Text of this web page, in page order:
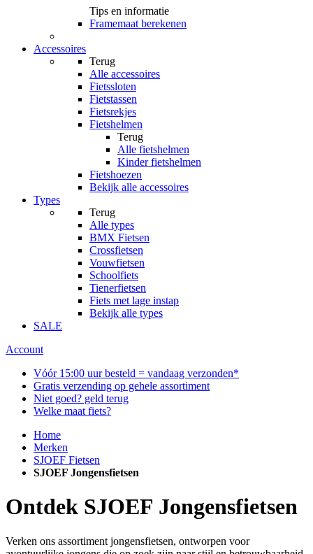
Tips en informatie
Framemaat berekenen
Accessoires
Terug
Alle accessoires
Fietssloten
Fietstassen
Fietsrekjes
Fietshelmen
Terug
Alle fietshelmen
Kinder fietshelmen
Fietshoezen
Bekijk alle accessoires
Types
Terug
Alle types
BMX Fietsen
Crossfietsen
Vouwfietsen
Schoolfiets
Tienerfietsen
Fiets met lage instap
Bekijk alle types
SALE
Account
Vóór 15:00 uur besteld = vandaag verzonden*
Gratis verzending op gehele assortiment
Niet goed? geld terug
Welke maat fiets?
Home
Merken
SJOEF Fietsen
SJOEF Jongensfietsen
Ontdek SJOEF Jongensfietsen
Verken ons assortiment jongensfietsen, ontworpen voor